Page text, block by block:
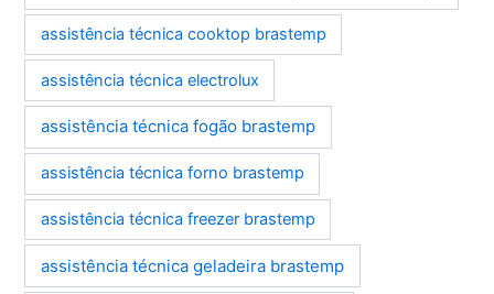
assistência técnica cooktop brastemp
assistência técnica electrolux
assistência técnica fogão brastemp
assistência técnica forno brastemp
assistência técnica freezer brastemp
assistência técnica geladeira brastemp